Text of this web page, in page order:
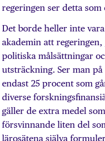
regeringen ser detta
Det borde heller inte
akademin att
politiska målsättningar
utsträckning. Ser man
endast 25 procent som
diverse
gäller de extra medel
försvinnande liten del
lärosätena själva